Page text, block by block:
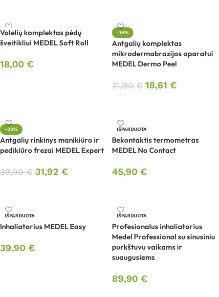
Volelių komplektas pėdų
šveitikliui MEDEL Soft Roll
18,00 €
-15%
Antgalių komplektas
mikrodermabrazijos aparatui
MEDEL Dermo Peel
21,90€ 18,61 €
-20%
Antgalių rinkinys manikiūro ir
pedikiūro frezai MEDEL Expert
39,90€ 31,92 €
IŠPARDUOTA
Bekontaktis termometras
MEDEL No Contact
45,90 €
IŠPARDUOTA
Inhaliatorius MEDEL Easy
39,90 €
IŠPARDUOTA
Profesionalus inhaliatorius
Medel Professional su sinusiniu
purkštuvu vaikams ir
suaugusiems
89,90 €